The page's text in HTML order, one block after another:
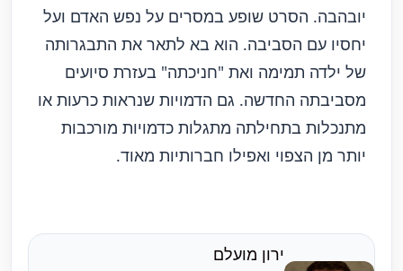
יובהבה. הסרט שופע במסרים על נפש האדם ועל
יחסיו עם הסביבה. הוא בא לתאר את התבגרותה
של ילדה תמימה ואת "חניכתה" בעזרת סיועים
מסביבתה החדשה. גם הדמויות שנראות כרעות או
מתנכלות בתחילתה מתגלות כדמויות מורכבות
יותר מן הצפוי ואפילו חברותיות מאוד.
ירון מועלם